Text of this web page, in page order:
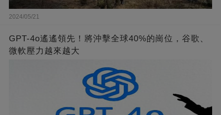
2024/05/21
GPT-4o遙遙領先！將沖擊全球40%的崗位，谷歌、
微軟壓力越來越大